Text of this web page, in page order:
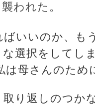
われた。
いいのか、も
選択をしてし
母さんのため
り返しのつか